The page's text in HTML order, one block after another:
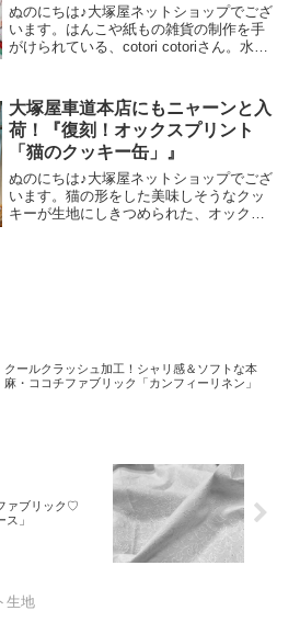
ぬのにちは♪大塚屋ネットショップでござ
います。はんこや紙もの雑貨の制作を手
がけられている、cotori cotoriさん。水彩
開されています。cotori cotori
大塚屋車道本店にもニャーンと入
荷！『復刻！オックスプリント
「猫のクッキー缶」』
ぬのにちは♪大塚屋ネットショップでござ
います。猫の形をした美味しそうなクッ
キーが生地にしきつめられた、オックス
クールクラッシュ加工！シャリ感＆ソフトな本
麻・ココチファブリック「カンフィーリネン」
ァブリック♡
」
生地